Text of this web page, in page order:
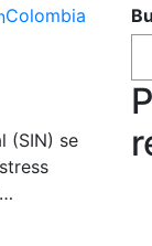
Colombia
(SIN) se